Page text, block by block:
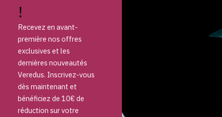
!
Recevez en avant-
première nos offres
exclusives et les
dernières nouveautés
Veredus. Inscrivez-vous
dès maintenant et
bénéficiez de 10€ de
réduction sur votre